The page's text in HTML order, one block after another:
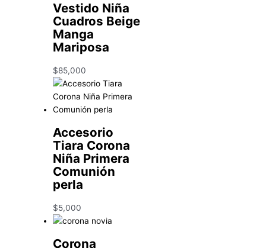
Vestido Niña
Cuadros Beige
Manga
Mariposa
$85,000
Accesorio
Tiara Corona
Niña Primera
Comunión
perla
$5,000
Corona